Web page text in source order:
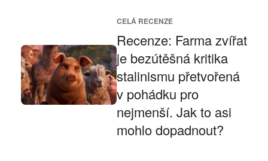
CELÁ RECENZE
Recenze: Farma zvířat
je bezútěšná kritika
stalinismu přetvořená
v pohádku pro
nejmenší. Jak to asi
mohlo dopadnout?